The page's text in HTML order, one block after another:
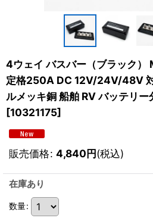
4ウェイ バスバー（ブラック）
定格250A DC 12V/24V/48V
ルメッキ銅 船舶 RV バッテリ
[10321175]
販売価格: 4,840円(税込)
在庫あり
数量: